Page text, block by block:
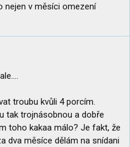
nejen v měsíci omezení
troubu kvůli 4 porcím.
tak trojnásobnou a dobře
toho kakaa málo? Je fakt, že
dva měsíce dělám na snídani